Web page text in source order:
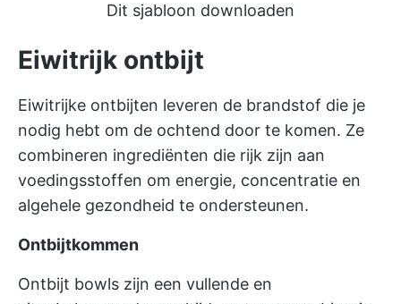
Dit sjabloon downloaden
Eiwitrijk ontbijt
Eiwitrijke ontbijten leveren de brandstof die je
nodig hebt om de ochtend door te komen. Ze
combineren ingrediënten die rijk zijn aan
voedingsstoffen om energie, concentratie en
algehele gezondheid te ondersteunen.
Ontbijtkommen
Ontbijt bowls zijn een vullende en